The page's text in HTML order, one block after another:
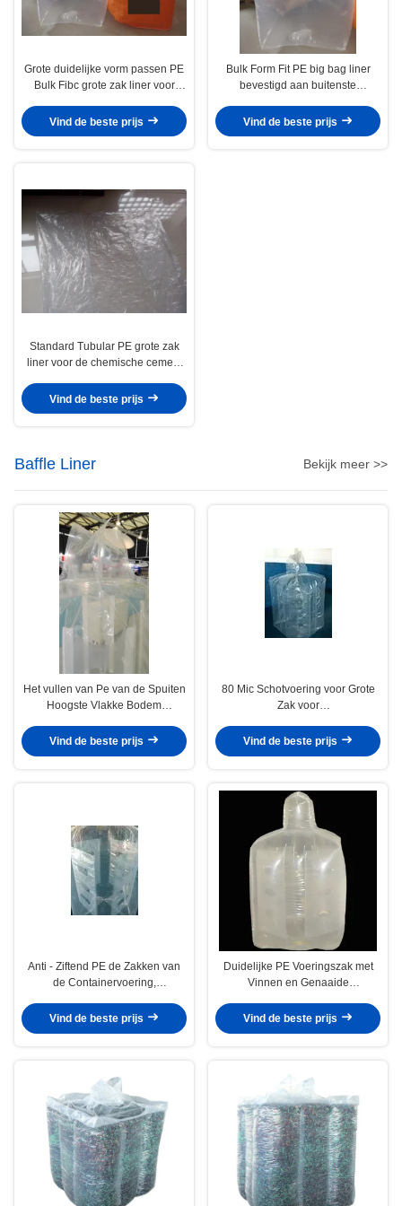
Grote duidelijke vorm passen PE
Bulk Fibc grote zak liner voor
Vind de beste prijs
Bulk Form Fit PE big bag liner
bevestigd aan buitenste
Vind de beste prijs
Standard Tubular PE grote zak
liner voor de chemische cement
Vind de beste prijs
Baffle Liner Bekijk meer >>
Het vullen van Pe van de Spuiten
Hoogste Vlakke Bodem
Bulkzak 90*90*100cm
Vind de beste prijs
80 Mic Schotvoering voor Grote
Zak voor
Vind de beste prijs
Anti - Ziftend PE de Zakken van
de Containervoering,
Vind de beste prijs
Duidelijke PE Voeringszak met
Vinnen en Genaaide
Certificaat
Vind de beste prijs